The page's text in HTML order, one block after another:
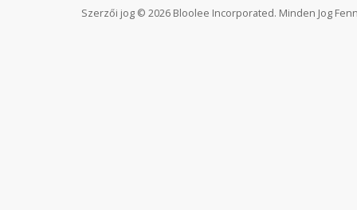
Szerzői jog © 2026 Bloolee Incorporated. Minden Jog